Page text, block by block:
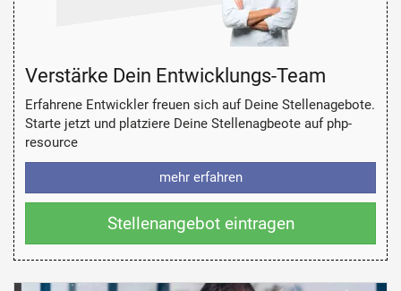
Verstärke Dein Entwicklungs-Team
Erfahrene Entwickler freuen sich auf Deine Stellenagebote.
Starte jetzt und platziere Deine Stellenagbeote auf php-
resource
mehr erfahren
Stellenangebot eintragen